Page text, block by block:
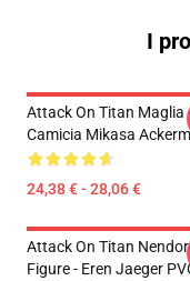
I
Attack On Titan Maglia -
Camicia Mikasa
24,38 € - 28,06 €
Attack On Titan
Figure - Eren Jaeger